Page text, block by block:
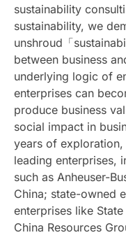
sustainability
sustainability, we
unshroud「
between business
underlying logic of
enterprises can
produce business
social impact in
years of
leading enterprises,
such as Anheuser-
China; state-owned
enterprises like
China Resources